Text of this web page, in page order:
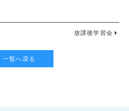
放課後学習会
一覧へ戻る